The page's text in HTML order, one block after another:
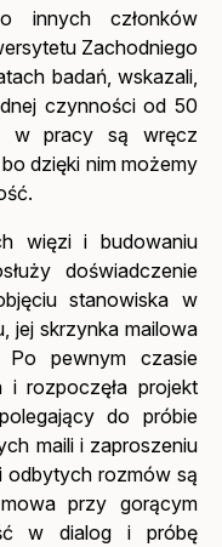
innych członków
Zachodniego
badań, wskazali,
czynności od 50
w pracy są wręcz
dzięki nim możemy
więzi i budowaniu
doświadczenie
stanowiska w
jej skrzynka mailowa
Po pewnym czasie
i rozpoczęła projekt
do próbie
maili i zaproszeniu
odbytych rozmów są
przy gorącym
w dialog i próbę